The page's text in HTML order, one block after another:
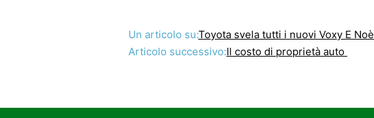
Un articolo su:Toyota svela tutti i nuovi Voxy E Noè
Articolo successivo:Il costo di proprietà auto